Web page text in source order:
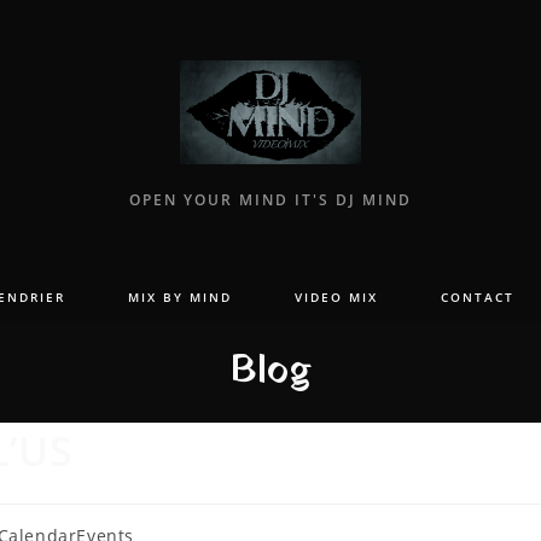
OPEN YOUR MIND IT'S DJ MIND
MIX BY MIND VIDEO MIX CONTACT
Blog
CalendarEvents